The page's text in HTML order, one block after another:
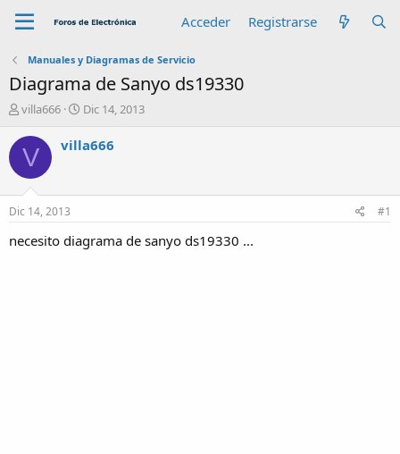
Acceder Registrarse
Manuales y Diagramas de Servicio
Diagrama de Sanyo ds19330
A
t
o
r
villa666
F
c
n
i
Dic 14, 2013
V villa666
Dic 14, 2013 #1
necesito diagrama de sanyo ds19330 ...